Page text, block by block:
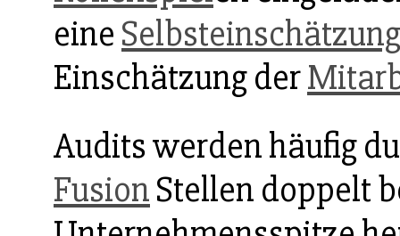
eine Selbsteinschätzung
Einschätzung der
Audits werden häufig
FusionStellen doppelt